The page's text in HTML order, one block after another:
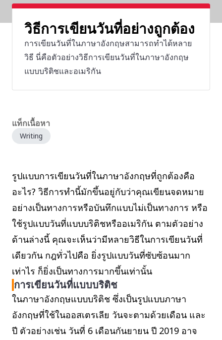
วิธีการเขียนวันที่อย่างถูกต้อง
การเขียนวันที่ในภาษาอังกฤษสามารถทำได้หลาย
วิธี นี่คือตัวอย่างวิธีการเขียนวันที่ในภาษาอังกฤษ
แบบบริติชและอเมริกัน
แท็กเนื้อหา
Writing
รูปแบบการเขียนวันที่ในภาษาอังกฤษที่ถูกต้องคือ
อะไร? วิธีการทำนี้มักขึ้นอยู่กับว่าคุณเขียนจดหมาย
อย่างเป็นทางการหรือบันทึกแบบไม่เป็นทางการ หรือ
ใช้รูปแบบวันที่แบบบริติชหรืออเมริกัน ตามตัวอย่าง
ด้านล่างนี้ คุณจะเห็นว่ามีหลายวิธีในการเขียนวันที่
เดียวกัน กฎทั่วไปคือ ยิ่งรูปแบบวันที่ซับซ้อนมาก
เท่าไร ก็ยิ่งเป็นทางการมากขึ้นเท่านั้น
การเขียนวันที่แบบบริติช
ในภาษาอังกฤษแบบบริติช ซึ่งเป็นรูปแบบภาษา
อังกฤษที่ใช้ในออสเตรเลีย วันจะตามด้วยเดือน และ
ปี ตัวอย่างเช่น วันที่ 6 เดือนกันยายน ปี 2019 อาจ